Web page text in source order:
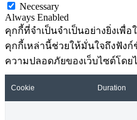
Necessary
Always Enabled
คุกกี้ที่จำเป็นจำเป็นอย่างยิ่งเพื่
คุกกี้เหล่านี้ช่วยให้มั่นใจถึงฟั
ความปลอดภัยของเว็บไซต์โดย
Cookie Duration